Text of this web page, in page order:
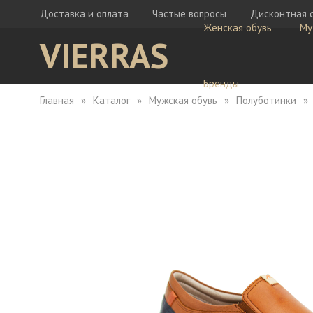
Доставка и оплата Частые вопросы Дисконтная
VIERRAS
Женская обувь
Ботфорты
Бренды
Главная Каталог Мужская обувь Полуботинки